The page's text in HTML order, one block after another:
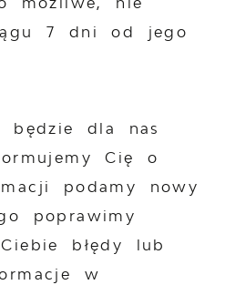
7 dni od jego
będzie dla nas
Cię o
podamy nowy
poprawimy
błędy lub
w